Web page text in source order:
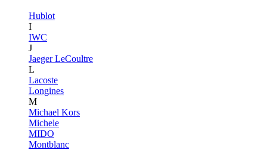
Hublot
I
IWC
J
Jaeger LeCoultre
L
Lacoste
Longines
M
Michael Kors
Michele
MIDO
Montblanc